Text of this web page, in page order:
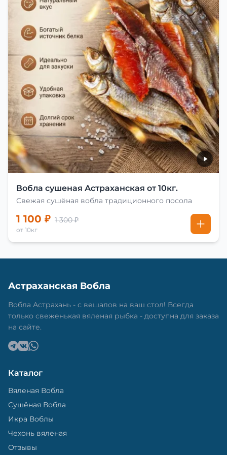
Вобла сушеная Астраханская от 10кг.
Свежая сушёная вобла традиционного посола
1 100 ₽ 1 300 ₽
от 10кг
Астраханская Вобла
Вобла Астрахань - с вешалов на ваш стол! Всегда
только свеженькая вяленая рыбка - доступна для заказа
на сайте.
Каталог
Вяленая Вобла
Сушёная Вобла
Икра Воблы
Чехонь вяленая
Отзывы